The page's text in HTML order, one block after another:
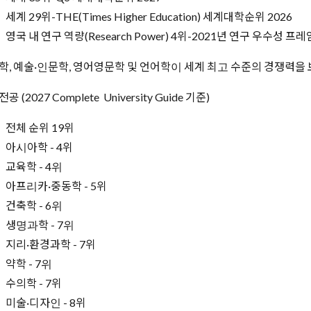
세계 29위-THE(Times Higher Education) 세계대학순위 2026
영국 내 연구 역량(Research Power) 4위-2021년 연구 우수성 프레
, 예술·인문학, 영어영문학 및 언어학이 세계 최고 수준의 경쟁력을
공 (2027 Complete University Guide 기준)
전체 순위 19위
아시아학 - 4위
교육학 - 4위
아프리카·중동학 - 5위
건축학 - 6위
생명과학 - 7위
지리·환경과학 - 7위
약학 - 7위
수의학 - 7위
미술·디자인 - 8위